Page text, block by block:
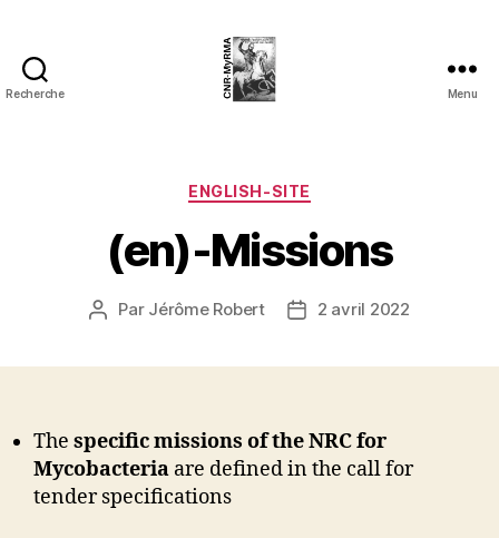
Recherche Menu
Catégories
ENGLISH-SITE
(en)-Missions
Auteur
Par Jérôme Robert
Date2 avril 2022
The specific missions of the NRCfor
Mycobacteria are defined in the call for
tender specifications